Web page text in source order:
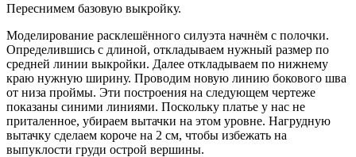
Переснимем базовую выкройку.
Моделирование расклешённого силуэта начнём с полочки.
Определившись с длиной, откладываем нужный размер по
средней линии выкройки. Далее откладываем по нижнему
краю нужную ширину. Проводим новую линию бокового шва
от низа проймы. Эти построения на следующем чертеже
показаны синими линиями. Поскольку платье у нас не
приталенное, убираем вытачки на этом уровне. Нагрудную
вытачку сделаем короче на 2 см, чтобы избежать на
выпуклости груди острой вершины.